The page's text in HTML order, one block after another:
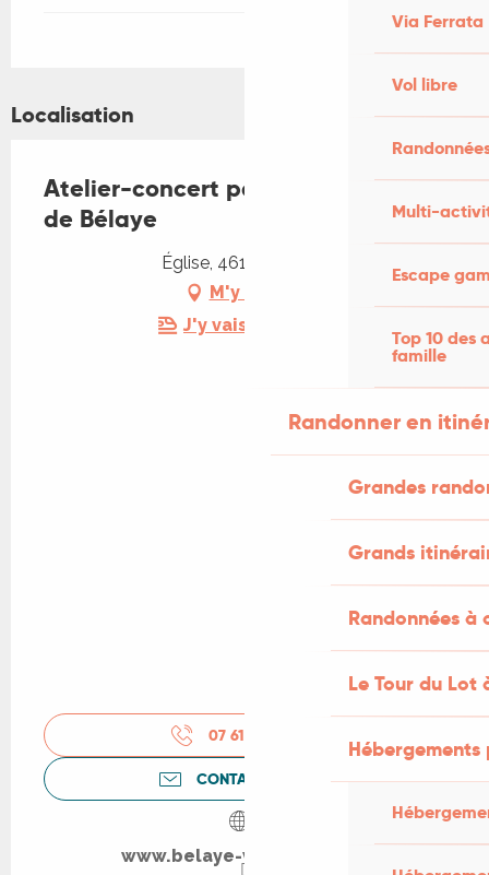
Via Ferrata
Vol libre
Multi-
Escape
Top 10 des
famille
Randonner en
Grandes
Grands
Randonnées
Le Tour du Lot
Localisation
Atelier-concert par les Rencontres
de Bélaye
Église, 46140 Bélaye
M'y rendre
J'y vais en train !
07 61 60 98
CONTACTEZ-NOUS
www.belaye-violoncelle.fr